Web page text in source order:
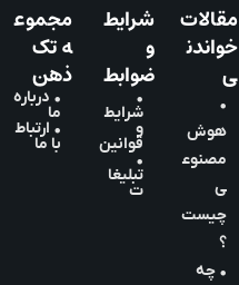
مقالات
خواندن
ی
•
هوش
مصنوع
ی
چیست
؟
• چه
شرایط
و
ضوابط
•
شرایط
و
قوانین
•
تبلیغا
ت
مجموع
ه تک
ذهن
• درباره
ما
• ارتباط
با ما